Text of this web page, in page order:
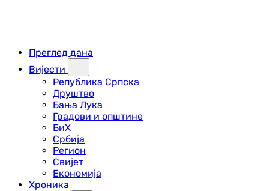
Преглед дана
Вијести
Република Српска
Друштво
Бања Лука
Градови и општине
БиХ
Србија
Регион
Свијет
Економија
Хроника